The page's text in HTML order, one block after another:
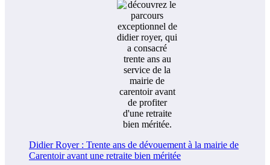
Didier Royer : Trente ans de dévouement à la mairie de
Carentoir avant une retraite bien méritée